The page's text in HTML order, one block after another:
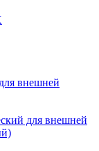
внешней
для внешней